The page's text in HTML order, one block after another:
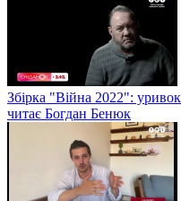
Збірка "Війна 2022":
читає Богдан Бенюк